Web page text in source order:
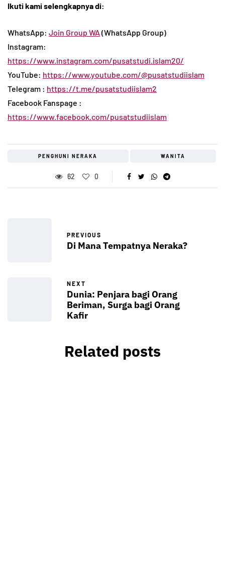
Ikuti kami selengkapnya di:
WhatsApp: Join Group WA (WhatsApp Group)
Instagram:
https://www.instagram.com/pusatstudi.islam20/
YouTube: https://www.youtube.com/@pusatstudiislam
Telegram : https://t.me/pusatstudiislam2
Facebook Fanspage :
https://www.facebook.com/pusatstudiislam
PENGHUNI NERAKA WANITA
62 0
PREVIOUS
Di Mana Tempatnya Neraka?
NEXT
Dunia: Penjara bagi Orang
Beriman, Surga bagi Orang
Kafir
Related posts